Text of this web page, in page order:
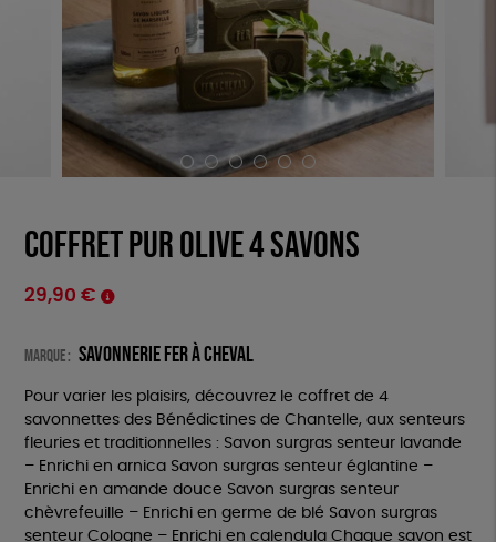
Coffret pur olive 4 savons
29,90 €
Marque : SAVONNERIE FER À CHEVAL
Pour varier les plaisirs, découvrez le coffret de 4
savonnettes des Bénédictines de Chantelle, aux senteurs
fleuries et traditionnelles : Savon surgras senteur lavande
– Enrichi en arnica Savon surgras senteur églantine –
Enrichi en amande douce Savon surgras senteur
chèvrefeuille – Enrichi en germe de blé Savon surgras
senteur Cologne – Enrichi en calendula Chaque savon est